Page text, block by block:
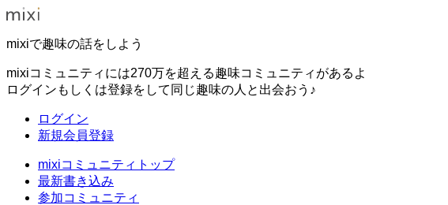
mixiで趣味の話をしよう
mixiコミュニティには270万を超える趣味コミュニティがあるよ
ログインもしくは登録をして同じ趣味の人と出会おう♪
ログイン
新規会員登録
mixiコミュニティトップ
最新書き込み
参加コミュニティ